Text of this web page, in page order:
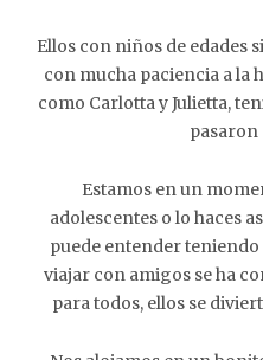
Ellos con niños de edades
con mucha paciencia a la
como Carlotta y Julietta,
pasaron
Estamos en un
adolescentes o lo haces
puede entender teniendo
viajar con amigos se ha
para todos, ellos se